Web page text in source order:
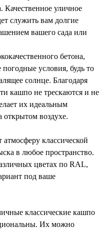
Качественное уличное
служить вам долгие
вашего сада или
бетона,
условия, будь то
солнце. Благодаря
кашпо не трескаются и не
их идеальным
открытом воздухе.
классической
в любое пространство.
цветах по RAL,
под ваше
классические кашпо
Их можно